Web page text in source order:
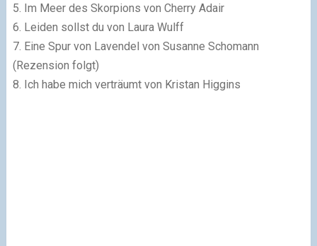
5. Im Meer des Skorpions von Cherry Adair
6. Leiden sollst du von Laura Wulff
7. Eine Spur von Lavendel von Susanne Schomann
(Rezension folgt)
8. Ich habe mich verträumt von Kristan Higgins